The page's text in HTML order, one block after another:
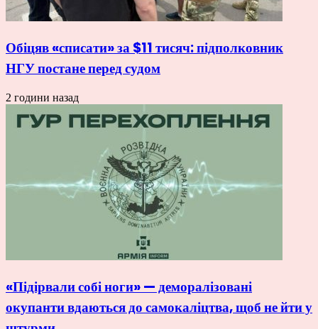
Обіцяв «списати» за $11 тисяч: підполковник
НГУ постане перед судом
2 години назад
«Підірвали собі ноги» — деморалізовані
окупанти вдаються до самокаліцтва, щоб не йти у